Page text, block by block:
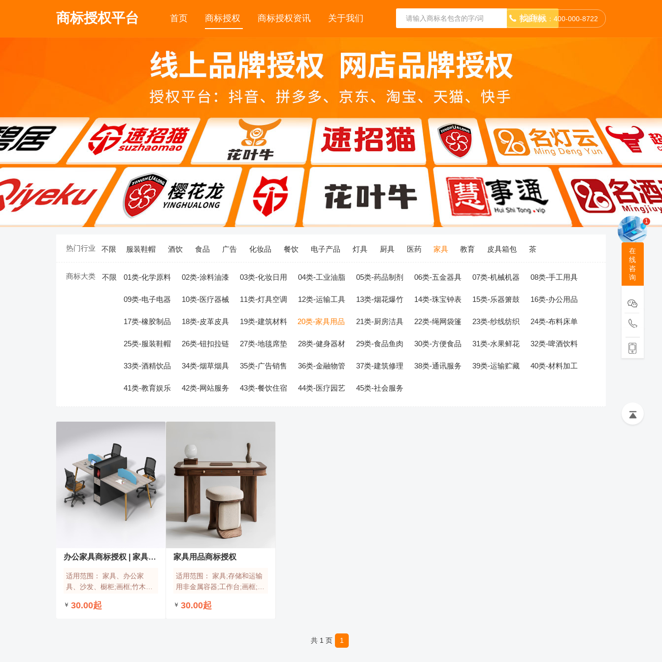
商标授权平台 首页 商标授权 商标授权资讯 关于我们 找商标
客服热线：400-000-8722
热门行业 不限 服装鞋帽 酒饮 食品 广告 化妆品 餐饮 电子产品 灯具 厨具 医药 家具 教育 皮具箱包 茶
商标大类 不限 01类-化学原料 02类-涂料油漆 03类-化妆日用 04类-工业油脂 05类-药品制剂 06类-五金器具 07类-机械机器 08类-手工用具
09类-电子电器 10类-医疗器械 11类-灯具空调 12类-运输工具 13类-烟花爆竹 14类-珠宝钟表 15类-乐器箫鼓 16类-办公用品
17类-橡胶制品 18类-皮革皮具 19类-建筑材料 20类-家具用品 21类-厨房洁具 22类-绳网袋篷 23类-纱线纺织 24类-布料床单
25类-服装鞋帽 26类-钮扣拉链 27类-地毯席垫 28类-健身器材 29类-食品鱼肉 30类-方便食品 31类-水果鲜花 32类-啤酒饮料
33类-酒精饮品 34类-烟草烟具 35类-广告销售 36类-金融物管 37类-建筑修理 38类-通讯服务 39类-运输贮藏 40类-材料加工
41类-教育娱乐 42类-网站服务 43类-餐饮住宿 44类-医疗园艺 45类-社会服务
办公家具商标授权 | 家具用品商标授权
适用范围： 家具、办公家
具、沙发、橱柜;画框;竹木工
属附件;垫枕;门用非金属附件
￥ 30.00起
家具用品商标授权
适用范围：家具;存储和运输
用非金属容器;工作台;画框;竹
物窝;家具用非金属附件;枕头;
￥30.00起
共 1 页
1
1
在
线
咨
询